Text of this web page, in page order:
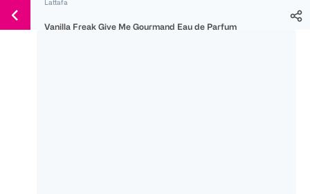
150 Ös
300 Ös
500 Ös
Weiter
zum
Lattafa
Vanilla Freak Give Me Gourmand Eau de Parfum